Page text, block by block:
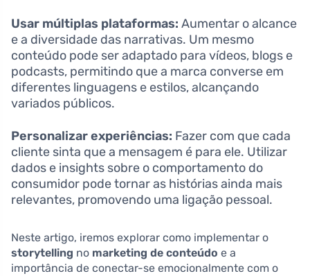
Usar múltiplas plataformas: Aumentar o alcance
e a diversidade das narrativas. Um mesmo
conteúdo pode ser adaptado para vídeos, blogs e
podcasts, permitindo que a marca converse em
diferentes linguagens e estilos, alcançando
variados públicos.
Personalizar experiências: Fazer com que cada
cliente sinta que a mensagem é para ele. Utilizar
dados e insights sobre o comportamento do
consumidor pode tornar as histórias ainda mais
relevantes, promovendo uma ligação pessoal.
Neste artigo, iremos explorar como implementar o
storytelling no marketing de conteúdo e a
importância de conectar-se emocionalmente com o